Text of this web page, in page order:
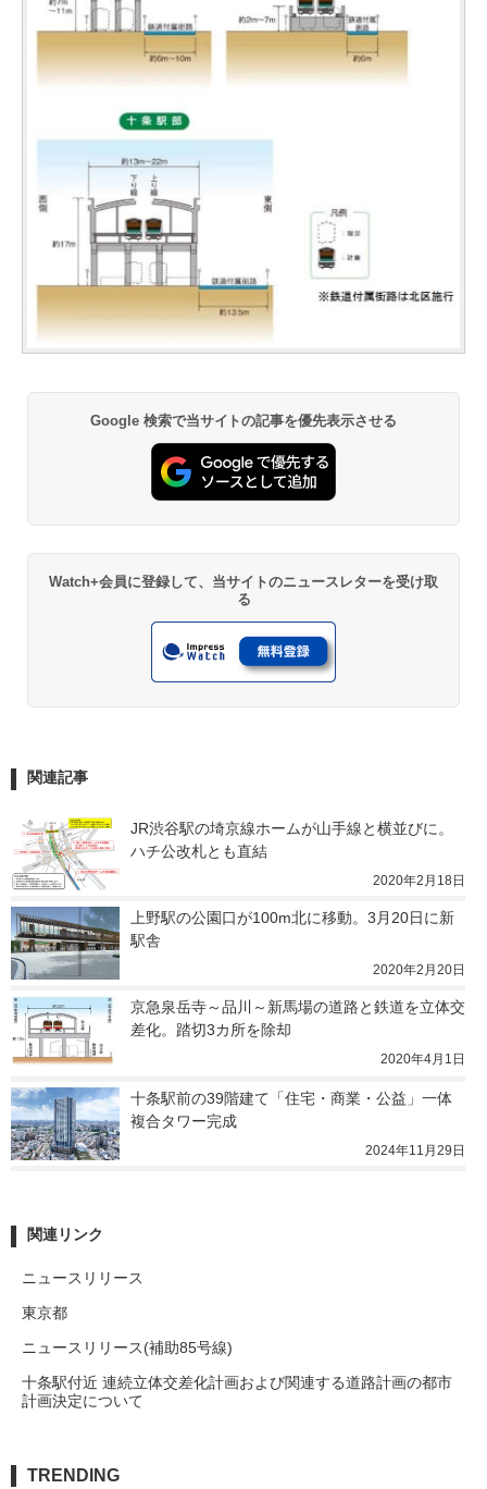
Google 検索で当サイトの記事を優先表示させる
Watch+会員に登録して、当サイトのニュースレターを受け取
る
関連記事
JR渋谷駅の埼京線ホームが山手線と横並びに。
ハチ公改札とも直結
2020年2月18日
上野駅の公園口が100m北に移動。3月20日に新
駅舎
2020年2月20日
京急泉岳寺～品川～新馬場の道路と鉄道を立体交
差化。踏切3カ所を除却
2020年4月1日
十条駅前の39階建て「住宅・商業・公益」一体
複合タワー完成
2024年11月29日
関連リンク
ニュースリリース
東京都
ニュースリリース(補助85号線)
十条駅付近 連続立体交差化計画および関連する道路計画の都市
計画決定について
TRENDING